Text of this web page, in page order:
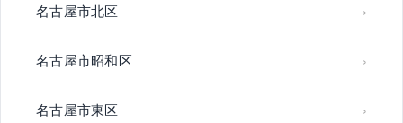
名古屋市北区
名古屋市昭和区
名古屋市東区